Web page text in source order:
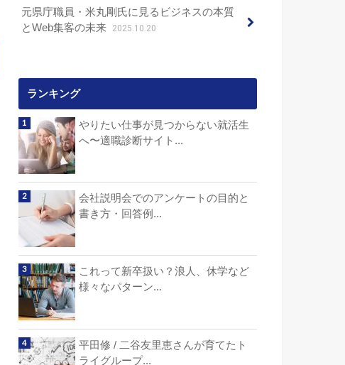
元県庁職員・米丸剛氏に見るビジネスの本質
とWeb集客の未来 2025.10.20
ランキング
やりたい仕事が見つからない就活生
へ〜適職診断サイト...
会社説明会でのアンケートの目的と
書き方・回答例...
これって新卒扱い？浪人、休学など
様々なパターン...
平田修 / 二谷友里恵さんが育てたト
ライグループ...